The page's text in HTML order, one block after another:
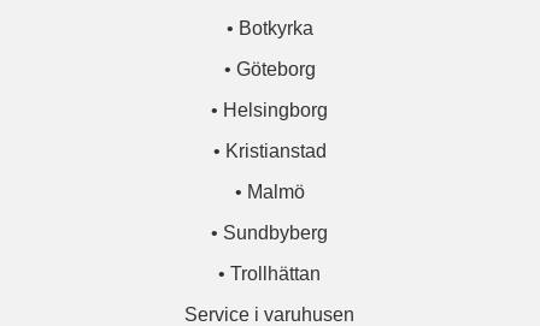
• Botkyrka
• Göteborg
• Helsingborg
• Kristianstad
• Malmö
• Sundbyberg
• Trollhättan
Service i varuhusen